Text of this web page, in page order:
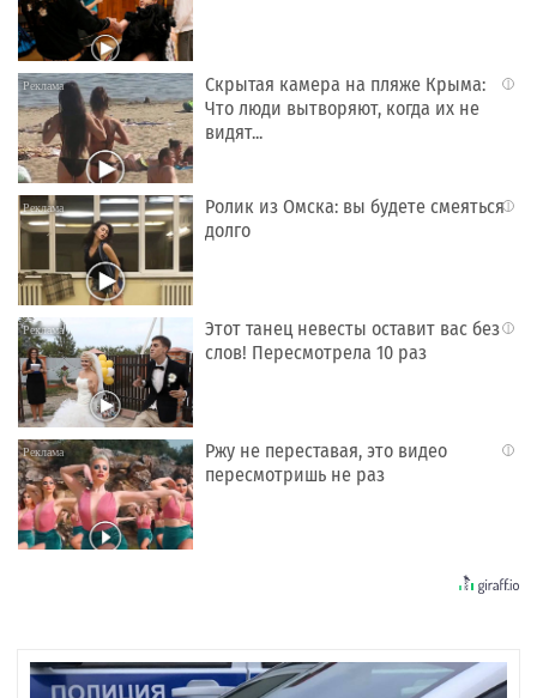
i
Скрытая камера на пляже Крыма:
Что люди вытворяют, когда их не
видят...
i
Ролик из Омска: вы будете смеяться
долго
i
Этот танец невесты оставит вас без
слов! Пересмотрела 10 раз
i
Ржу не переставая, это видео
пересмотришь не раз